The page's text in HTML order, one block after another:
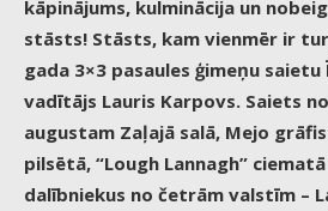
kāpinājums, kulminācija un
stāsts! Stāsts, kam vienmēr ir
gada 3×3 pasaules ģimeņu
vadītājs Lauris Karpovs. Saiets
augustam Zaļajā salā, Mejo
pilsētā, “Lough Lannagh”
dalībniekus no četrām valstīm –